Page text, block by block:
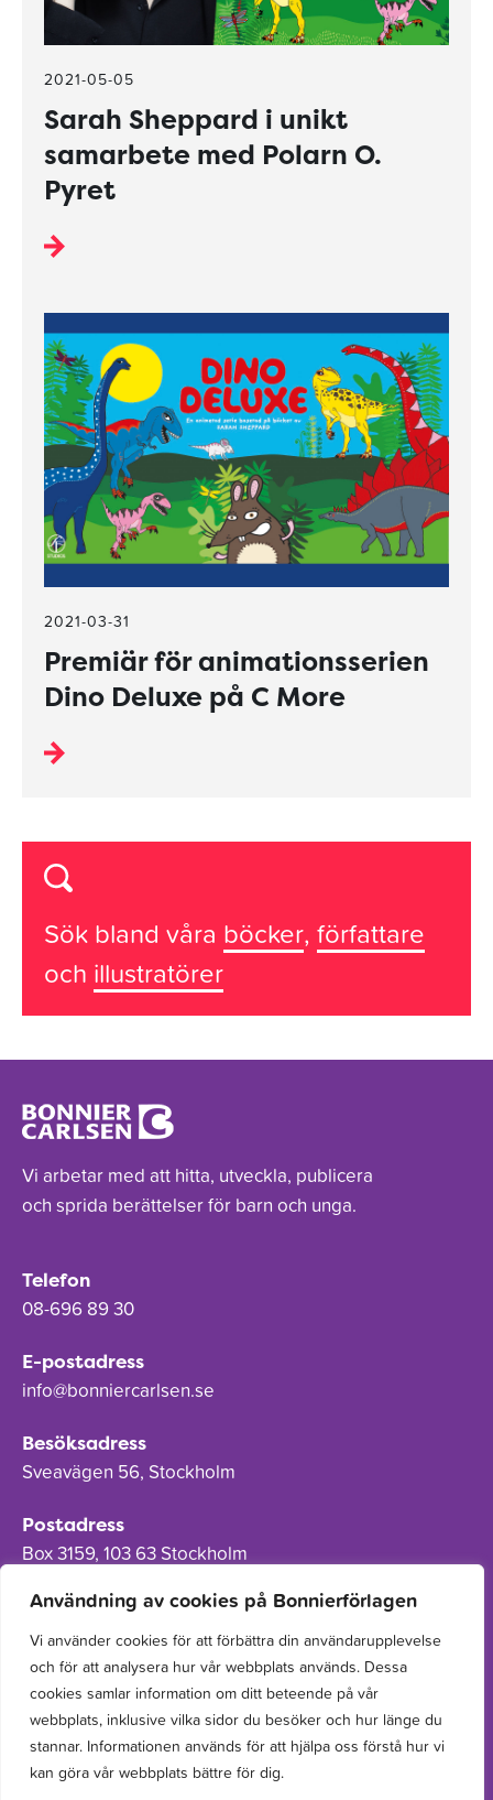
Användning av cookies på Bonnierförlagen
Vi använder cookies för att förbättra din användarupplevelse
och för att analysera hur vår webbplats används. Dessa
cookies samlar information om ditt beteende på vår
webbplats, inklusive vilka sidor du besöker och hur länge du
stannar. Informationen används för att hjälpa oss förstå hur vi
kan göra vår webbplats bättre för dig.
2021-05-05
Sarah Sheppard i unikt
samarbete med Polarn O.
Pyret
2021-03-31
Premiär för animationsserien
Dino Deluxe på C More
Sök bland våra böcker, författare
och illustratörer
Vi arbetar med att hitta, utveckla, publicera
och sprida berättelser för barn och unga.
Telefon
08-696 89 30
E-postadress
info@bonniercarlsen.se
Besöksadress
Sveavägen 56, Stockholm
Postadress
Box 3159, 103 63 Stockholm
Om Bonnierförlagen
Cookies
Integritetspolicy